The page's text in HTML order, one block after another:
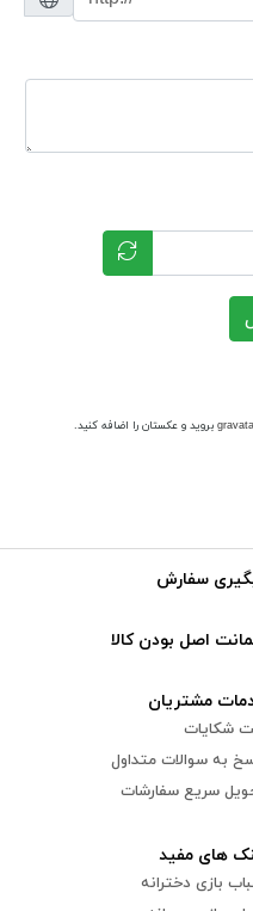
بروید و عکستان را اضافه کنید.
سفارش
اصل بودن کالا
مشتریان
شکایات
به سوالات متداول
سریع سفارشات
های مفید
بازی دخترانه